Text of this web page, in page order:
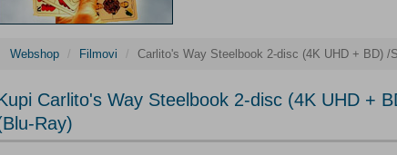
Webshop Filmovi Carlito's Way Steelbook 2-disc (4K UHD + BD) /
Carlito's Way Steelbook 2-disc (4K UHD +
Ray)